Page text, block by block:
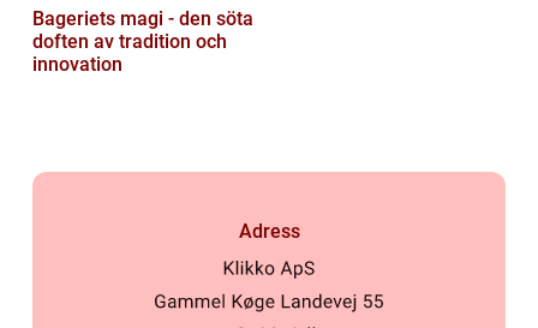
Bageriets magi - den söta
doften av tradition och
innovation
Adress